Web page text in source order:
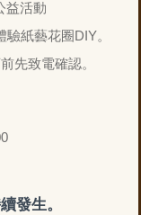
益活動
驗紙藝花圈 DIY。
先致電確認。
發生。